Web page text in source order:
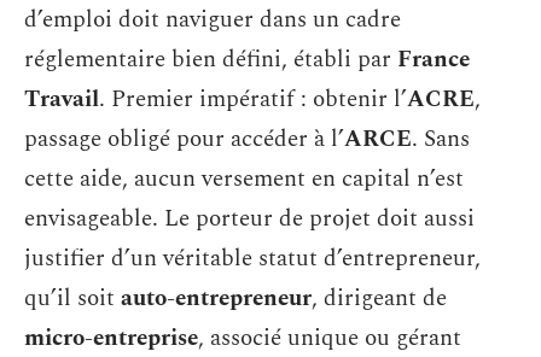
d’emploi doit naviguer dans un cadre
réglementaire bien défini, établi par France
Travail. Premier impératif : obtenir l’ACRE,
passage obligé pour accéder à l’ARCE. Sans
cette aide, aucun versement en capital n’est
envisageable. Le porteur de projet doit aussi
justifier d’un véritable statut d’entrepreneur,
qu’il soit auto-entrepreneur, dirigeant de
micro-entreprise, associé unique ou gérant